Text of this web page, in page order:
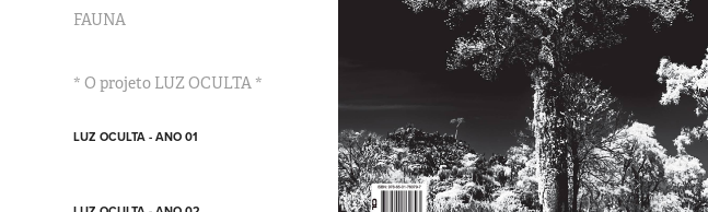
FAUNA
* O projeto LUZ OCULTA *
LUZ OCULTA - ANO 01